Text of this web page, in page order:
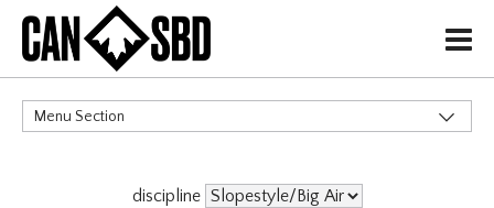
H
Menu Section
discipline